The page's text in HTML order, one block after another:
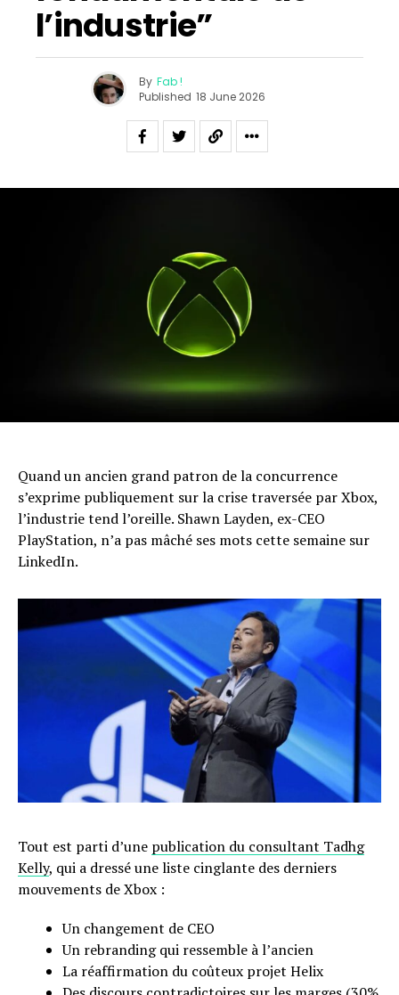
l’industrie”
By Fab !
Published 18 June 2026
Quand un ancien grand patron de la concurrence
s’exprime publiquement sur la crise traversée par Xbox,
l’industrie tend l’oreille. Shawn Layden, ex-CEO
PlayStation, n’a pas mâché ses mots cette semaine sur
LinkedIn.
Tout est parti d’une publication du consultant Tadhg
Kelly, qui a dressé une liste cinglante des derniers
mouvements de Xbox :
Un changement de CEO
Un rebranding qui ressemble à l’ancien
La réaffirmation du coûteux projet Helix